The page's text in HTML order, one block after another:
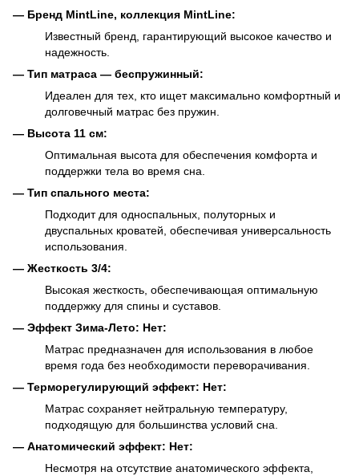
— Бренд MintLine, коллекция MintLine:
Известный бренд, гарантирующий высокое качество и
надежность.
— Тип матраса — беспружинный:
Идеален для тех, кто ищет максимально комфортный и
долговечный матрас без пружин.
— Высота 11 см:
Оптимальная высота для обеспечения комфорта и
поддержки тела во время сна.
— Тип спального места:
Подходит для односпальных, полуторных и
двуспальных кроватей, обеспечивая универсальность
использования.
— Жесткость 3/4:
Высокая жесткость, обеспечивающая оптимальную
поддержку для спины и суставов.
— Эффект Зима-Лето: Нет:
Матрас предназначен для использования в любое
время года без необходимости переворачивания.
— Терморегулирующий эффект: Нет:
Матрас сохраняет нейтральную температуру,
подходящую для большинства условий сна.
— Анатомический эффект: Нет:
Несмотря на отсутствие анатомического эффекта,